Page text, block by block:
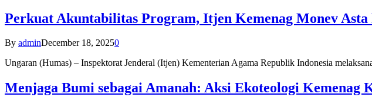
Perkuat Akuntabilitas Program, Itjen Kemenag Monev Asta
By adminDecember 18, 20250
Ungaran (Humas) – Inspektorat Jenderal (Itjen) Kementerian Agama Republik Indonesia
Menjaga Bumi sebagai Amanah: Aksi Ekoteologi Kemenag